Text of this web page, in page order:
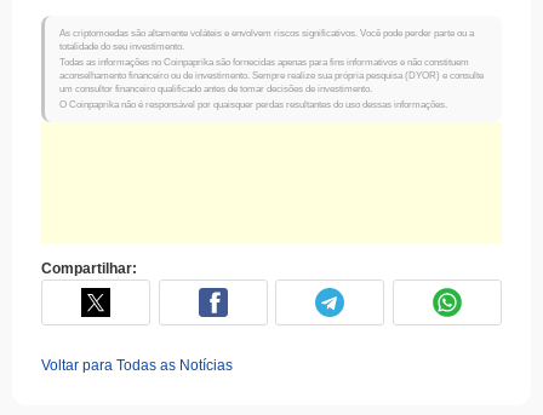
As criptomoedas são altamente voláteis e envolvem riscos significativos. Você pode perder parte ou a
totalidade do seu investimento.
Todas as informações no Coinpaprika são fornecidas apenas para fins informativos e não constituem
aconselhamento financeiro ou de investimento. Sempre realize sua própria pesquisa (DYOR) e consulte
um consultor financeiro qualificado antes de tomar decisões de investimento.
O Coinpaprika não é responsável por quaisquer perdas resultantes do uso dessas informações.
Compartilhar:
Voltar para Todas as Notícias